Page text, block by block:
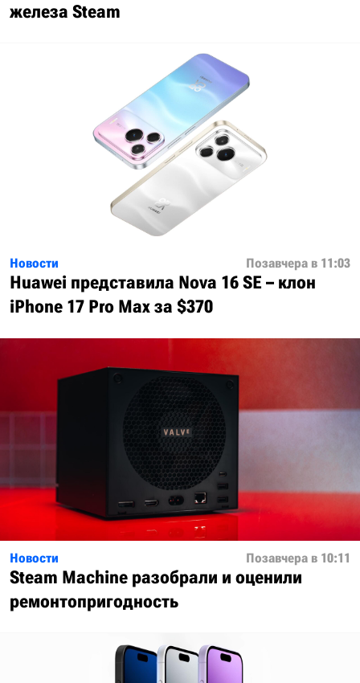
железа Steam
Новости Позавчера в 11:03
Huawei представила Nova 16 SE – клон
iPhone 17 Pro Max за $370
Новости Позавчера в 10:11
Steam Machine разобрали и оценили
ремонтопригодность